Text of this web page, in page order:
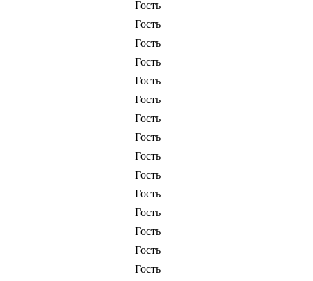
Гость
Гость
Гость
Гость
Гость
Гость
Гость
Гость
Гость
Гость
Гость
Гость
Гость
Гость
Гость